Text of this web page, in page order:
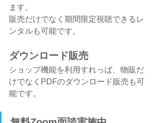
ます。
販売だけでなく期間限定視聴できるレ
ンタルも可能です。
ダウンロード販売
ショップ機能を利用すれっば、物販だ
けでなくPDFのダウンロード販売も可
能です。